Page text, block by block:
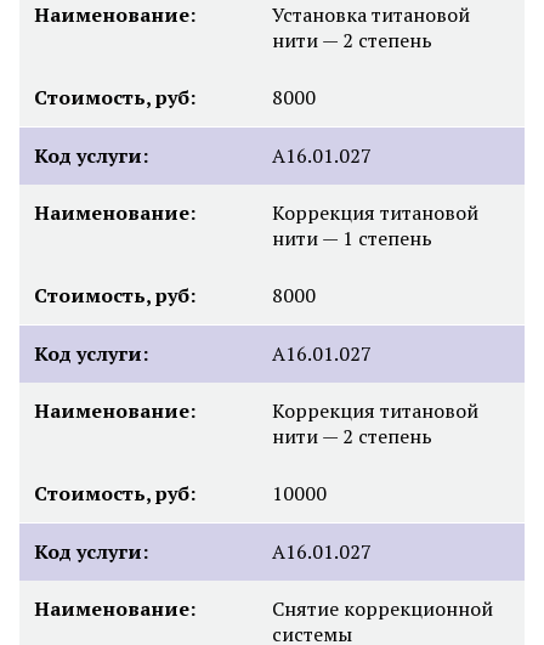
Наименование:
Установка титановой
нити — 2 степень
Стоимость, руб: 8000
Код услуги: А16.01.027
Наименование:
Коррекция титановой
нити — 1 степень
Стоимость, руб: 8000
Код услуги: А16.01.027
Наименование:
Коррекция титановой
нити — 2 степень
Стоимость, руб: 10000
Код услуги: А16.01.027
Наименование:
Снятие коррекционной
системы